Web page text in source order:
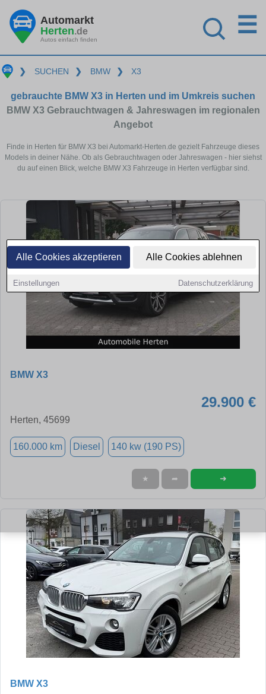
Alle Cookies akzeptieren Alle Cookies ablehnen
Einstellungen Datenschutzerklärung
Automarkt
Herten.de
Autos einfach finden
☰
❯ SUCHEN ❯ BMW ❯ X3
gebrauchte BMW X3 in Herten und im Umkreis suchen
BMW X3 Gebrauchtwagen & Jahreswagen im regionalen
Angebot
Finde in Herten für BMW X3 bei Automarkt-Herten.de gezielt Fahrzeuge dieses
Models in deiner Nähe. Ob als Gebrauchtwagen oder Jahreswagen - hier siehst
du auf einen Blick, welche BMW X3 Fahrzeuge in Herten verfügbar sind.
BMW X3
29.900 €
Herten, 45699
160.000 km Diesel 140 kw (190 PS)
★ ➦ ➜
BMW X3